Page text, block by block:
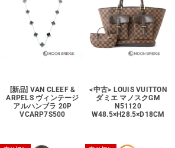
[新品] VAN CLEEF &
ARPELS ヴィンテージ
アルハンブラ 20P
VCARP7S500
<中古> LOUIS VUITTON
ダミエ マノスクGM
N51120
W48.5×H28.5×D18CM